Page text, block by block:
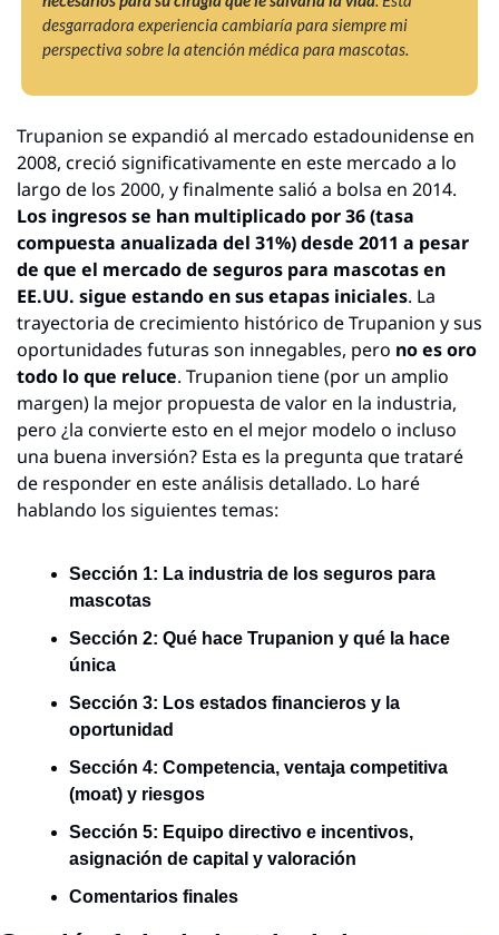
desgarradora experiencia cambiaría para siempre mi
perspectiva sobre la atención médica para mascotas.
Trupanion se expandió al mercado estadounidense en
2008, creció significativamente en este mercado a lo
Los ingresos se han multiplicado por 36 (tasa
compuesta anualizada del 31%) desde 2011 a pesar
de que el mercado de seguros para mascotas en
EE.UU. sigue estando en sus etapas iniciales. La
trayectoria de crecimiento histórico de Trupanion y sus
oportunidades futuras son innegables, pero no es oro
todo lo que reluce. Trupanion tiene (por un amplio
margen) la mejor propuesta de valor en la industria,
pero ¿la convierte esto en el mejor modelo o incluso
una buena inversión? Esta es la pregunta que trataré
de responder en este análisis detallado. Lo haré
hablando los siguientes temas:
Sección 1: La industria de los seguros para
mascotas
Sección 2: Qué hace Trupanion y qué la hace
única
Sección 3: Los estados financieros y la
oportunidad
Sección 4: Competencia, ventaja competitiva
(moat) y riesgos
Sección 5: Equipo directivo e incentivos,
asignación de capital y valoración
Comentarios finales